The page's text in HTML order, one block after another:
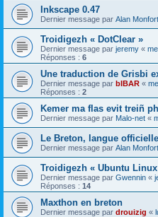
Inkscape 0.47
Dernier message par Alan Monfort
Troidigezh « DotClear »
Dernier message par jeremy «
Réponses : 6
Une traduction de Grisbi
Dernier message par bIBAR «
Réponses : 2
Kemer ma flas evit treiñ
Dernier message par Malo-net «
Le Breton, langue
Dernier message par Alan Monfort
Troidigezh « Ubuntu
Dernier message par Gwennin «
Réponses : 14
Maxthon en breton
Dernier message par drouizig «